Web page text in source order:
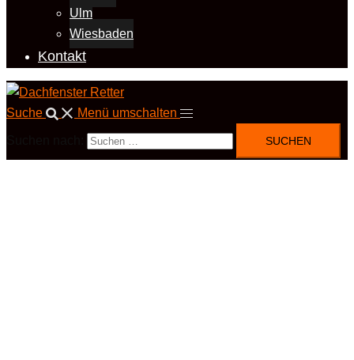
Ulm
Wiesbaden
Kontakt
Suche Menü umschalten